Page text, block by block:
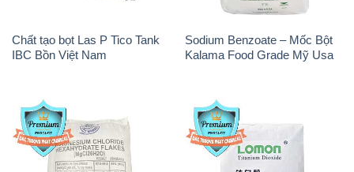
Chất tạo bọt Las P Tico Tank
IBC Bồn Việt Nam
Sodium Benzoate – Mốc Bột
Kalama Food Grade Mỹ Usa